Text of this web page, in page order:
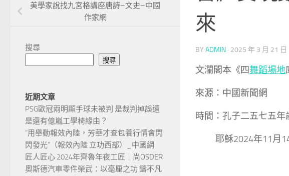
來
BY ADMIN · 2025 年 3 月 21 日
文瀾閣本《四舞蹈場地
來源：中國新聞網
時間：孔子二五七五
耶穌2024年11月
美學家說找九宮格講座唐詩–文史–中國
作家網
搜尋
搜尋
近期文章
PSG歐冠兩明顯手球未被判 是裁判掉誤還
是還有億嵐工學椅緣由？
“用舉動報效內陸，芳華才查包養行情會閃
閃發光”（報效內陸 立功西部）_中國網
匠人匠心·2024年齊魯年夜工匠｜尚OSDER
奧斯德汽車零件榮武：以毫厘之功 鑄不凡